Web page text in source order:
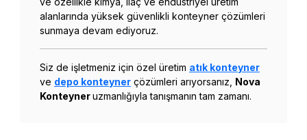
alanlarında yüksek güvenlikli konteyner çözümleri
sunmaya devam ediyoruz.
Siz de işletmeniz için özel üretim atık konteyner
ve depo konteyner çözümleri arıyorsanız, Nova
Konteyneruzmanlığıyla tanışmanın tam zamanı.